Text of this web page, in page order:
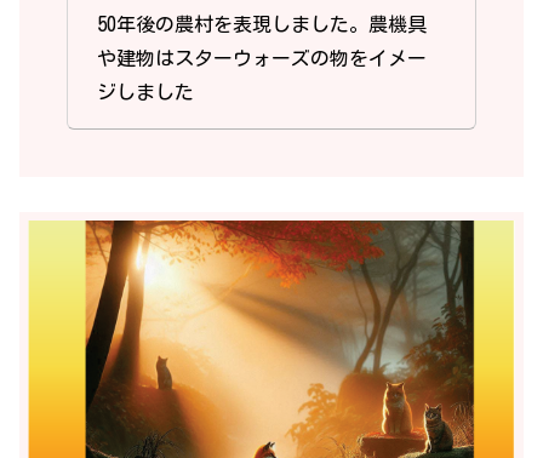
50年後の農村を表現しました。農機具
や建物はスターウォーズの物をイメー
ジしました